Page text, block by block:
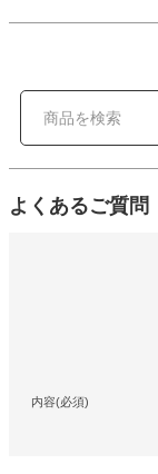
よくあるご質問
内容(必須)